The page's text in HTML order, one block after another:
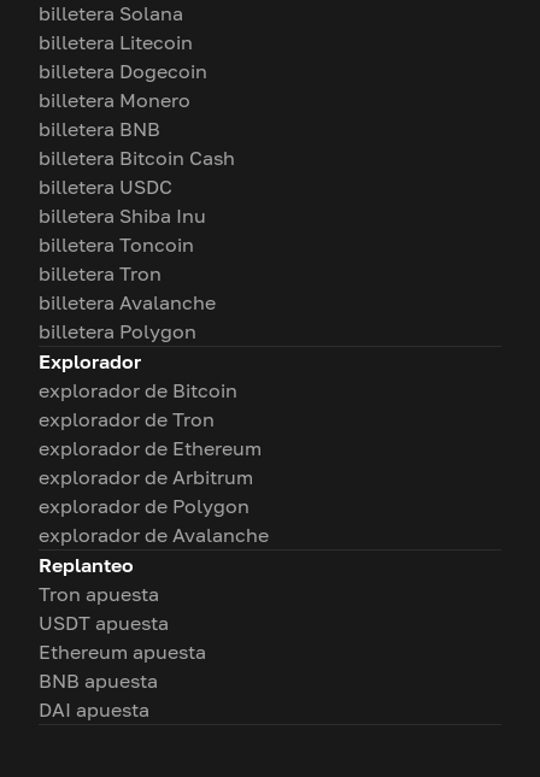
billetera Solana
billetera Litecoin
billetera Dogecoin
billetera Monero
billetera BNB
billetera Bitcoin Cash
billetera USDC
billetera Shiba Inu
billetera Toncoin
billetera Tron
billetera Avalanche
billetera Polygon
Explorador
explorador de Bitcoin
explorador de Tron
explorador de Ethereum
explorador de Arbitrum
explorador de Polygon
explorador de Avalanche
Replanteo
Tron apuesta
USDT apuesta
Ethereum apuesta
BNB apuesta
DAI apuesta